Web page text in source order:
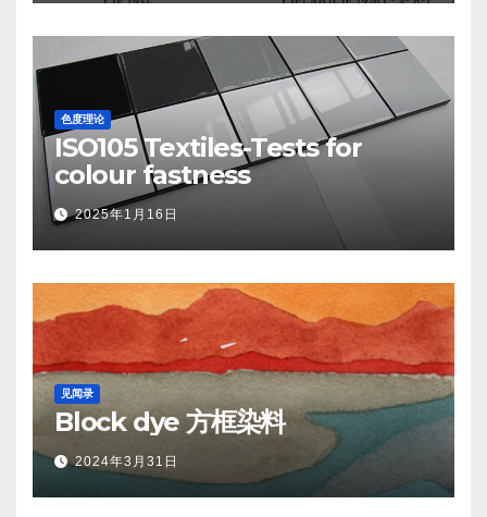
色度理论
ISO105 Textiles-Tests for
colour fastness
2025年1月16日
见闻录
Block dye 方框染料
2024年3月31日